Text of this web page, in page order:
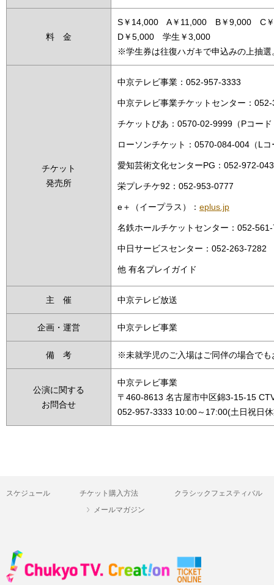
料 金
S￥14,000 A￥11,000 B￥9,000 C
D￥5,000 学生￥3,000
※学生券は往復ハガキで申込みの上抽選
チケット
発売所
中京テレビ事業：052-957-3333
中京テレビ事業チケットセンター：
チケットぴあ：0570-02-9999（Pコー
ローソンチケット：0570-084-004（L
愛知芸術文化センターPG：052-972-
栄プレチケ92：052-953-0777
e＋（イープラス）： eplus.jp
名鉄ホールチケットセンター：052-
中日サービスセンター：052-263-7282
他 有名プレイガイド
主 催 中京テレビ放送
企画・運営 中京テレビ事業
備 考 ※未就学児のご入場はご同伴の場合でも
公演に関する
お問合せ
中京テレビ事業
〒460-8613 名古屋市中区錦3-15-15
052-957-3333 10:00～17:00(土日祝日
スケジュール
チケット購入方法
メールマガジン
クラシックフェスティバル